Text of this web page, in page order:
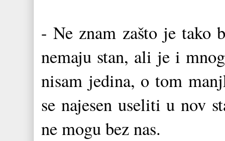
- Ne znam zašto je
nemaju stan, ali je i
nisam jedina, o tom
se najesen useliti u nov
ne mogu bez nas.